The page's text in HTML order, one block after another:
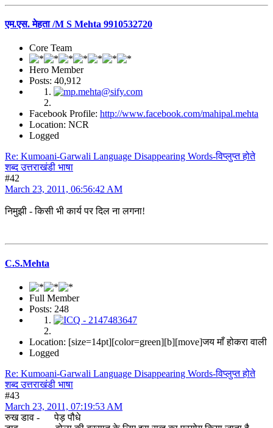
एम.एस. मेहता /M S Mehta 9910532720
Core Team
Hero Member
Posts: 40,912
Facebook Profile: http://www.facebook.com/mahipal.mehta
Location: NCR
Logged
Re: Kumoani-Garwali Language Disappearing Words-विप्लुप्त होते
शब्द उत्तराखंडी भाषा
#42
March 23, 2011, 06:56:42 AM
निमुझी - किसी भी कार्य पर दिल ना लगना!
C.S.Mehta
Full Member
Posts: 248
Location: [size=14pt][color=green][b][move]जय माँ होकरा वाली
Logged
Re: Kumoani-Garwali Language Disappearing Words-विप्लुप्त होते
शब्द उत्तराखंडी भाषा
#43
March 23, 2011, 07:19:53 AM
रुख डाव - पेड़ पौधे